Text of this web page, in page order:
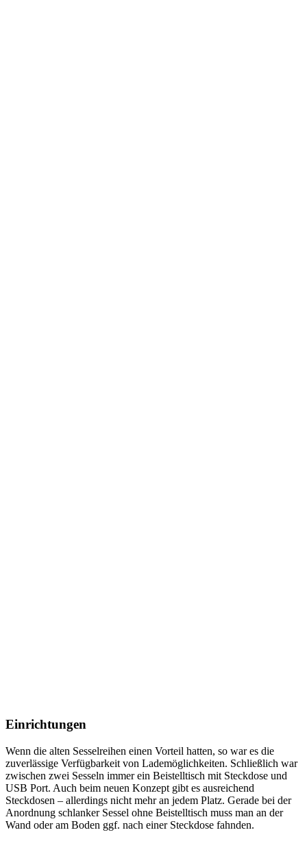
Einrichtungen
Wenn die alten Sesselreihen einen Vorteil hatten, so war es die
zuverlässige Verfügbarkeit von Lademöglichkeiten. Schließlich war
zwischen zwei Sesseln immer ein Beistelltisch mit Steckdose und
USB Port. Auch beim neuen Konzept gibt es ausreichend
Steckdosen – allerdings nicht mehr an jedem Platz. Gerade bei der
Anordnung schlanker Sessel ohne Beistelltisch muss man an der
Wand oder am Boden ggf. nach einer Steckdose fahnden.